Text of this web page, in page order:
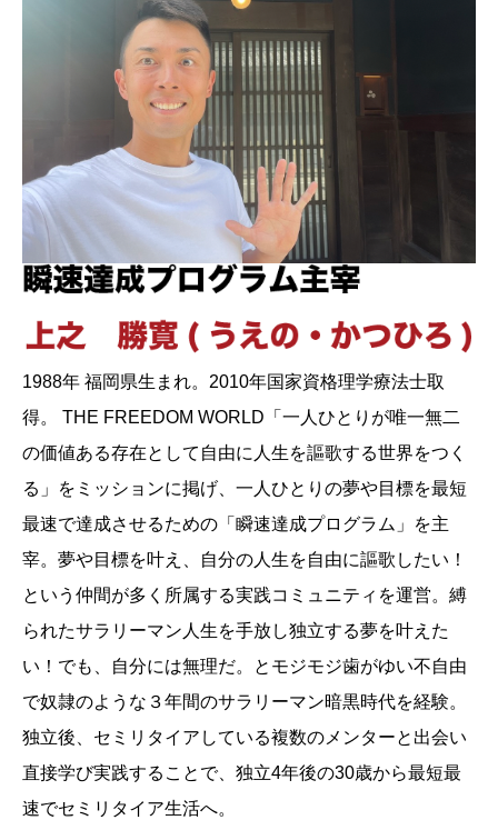
1988年 福岡県生まれ。2010年国家資格理学療法士取
得。 THE FREEDOM WORLD「一人ひとりが唯一無二
の価値ある存在として自由に人生を謳歌する世界をつく
る」をミッションに掲げ、一人ひとりの夢や目標を最短
最速で達成させるための「瞬速達成プログラム」を主
宰。夢や目標を叶え、自分の人生を自由に謳歌したい！
という仲間が多く所属する実践コミュニティを運営。縛
られたサラリーマン人生を手放し独立する夢を叶えた
い！でも、自分には無理だ。とモジモジ歯がゆい不自由
で奴隷のような３年間のサラリーマン暗黒時代を経験。
独立後、セミリタイアしている複数のメンターと出会い
直接学び実践することで、独立4年後の30歳から最短最
速でセミリタイア生活へ。